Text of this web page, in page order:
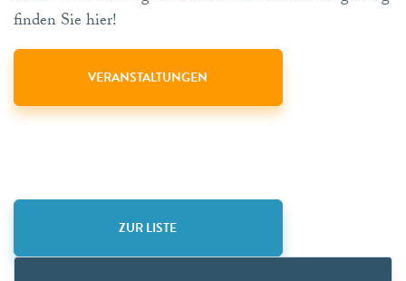
finden Sie hier!
VERANSTALTUNGEN
ZUR LISTE